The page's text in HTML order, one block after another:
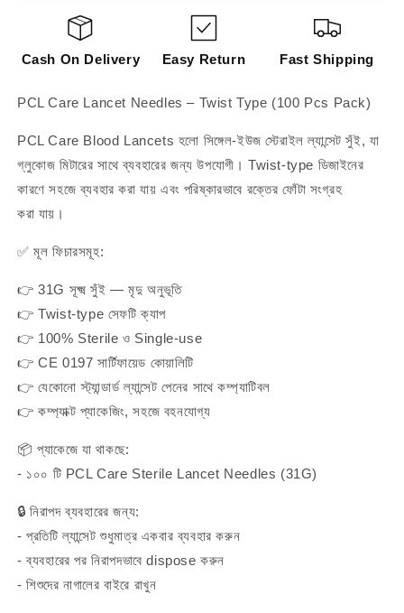
Cash On Delivery Easy Return Fast Shipping
PCL Care Lancet Needles – Twist Type (100 Pcs Pack)
PCL Care Blood Lancets হলো সিঙ্গেল-ইউজ স্টেরাইল ল্যান্সেট সুঁই, যা
গ্লুকোজ মিটারের সাথে ব্যবহারের জন্য উপযোগী। Twist-type ডিজাইনের
কারণে সহজে ব্যবহার করা যায় এবং পরিষ্কারভাবে রক্তের ফোঁটা সংগ্রহ
করা যায়।
✅ মূল ফিচারসমূহ:
👉 31G সূক্ষ্ম সুঁই — মৃদু অনুভূতি
👉 Twist-type সেফটি ক্যাপ
👉 100% Sterile ও Single-use
👉 CE 0197 সার্টিফায়েড কোয়ালিটি
👉 যেকোনো স্ট্যান্ডার্ড ল্যান্সেট পেনের সাথে কম্প্যাটিবল
👉 কম্প্যাক্ট প্যাকেজিং, সহজে বহনযোগ্য
📦 প্যাকেজে যা থাকছে:
- ১০০ টি PCL Care Sterile Lancet Needles (31G)
🔒 নিরাপদ ব্যবহারের জন্য:
- প্রতিটি ল্যান্সেট শুধুমাত্র একবার ব্যবহার করুন
- ব্যবহারের পর নিরাপদভাবে dispose করুন
- শিশুদের নাগালের বাইরে রাখুন